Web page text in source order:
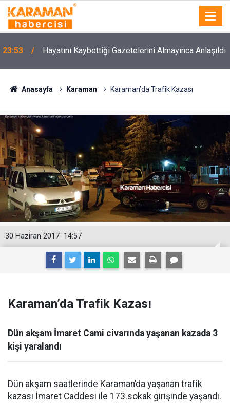
23:53 Hayatını Kaybettiği Gazetelerini Almayınca Anlaşıldı
Anasayfa Karaman Karaman’da Trafik Kazası
14:57
30 Haziran 2017
Karaman’da Trafik Kazası
Dün akşam İmaret Cami civarında yaşanan kazada 3
kişi yaralandı
Dün akşam saatlerinde Karaman’da yaşanan trafik
kazası İmaret Caddesi ile 173.sokak girişinde yaşandı.